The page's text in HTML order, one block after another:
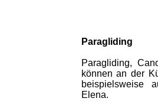
Paragliding
Paragliding,
können an der
beispielsweise
Elena.